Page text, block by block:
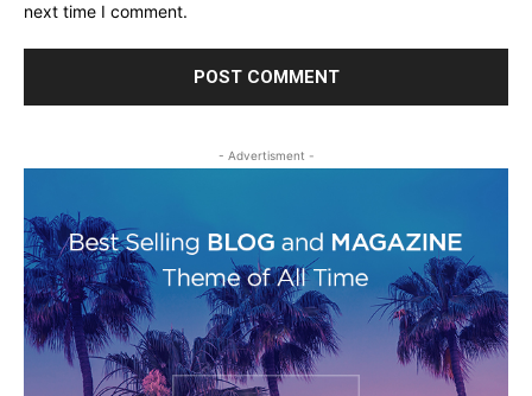
next time I comment.
- Advertisment -